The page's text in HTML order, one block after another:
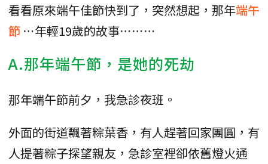
看看原來端午佳節快到了，突然想起，那年端午
節 ⋯年輕19歲的故事⋯⋯⋯
A.那年端午節，是她的死劫
那年端午節前夕，我急診夜班。
外面的街道飄著粽葉香，有人趕著回家團圓，有
人提著粽子探望親友，急診室裡卻依舊燈火通